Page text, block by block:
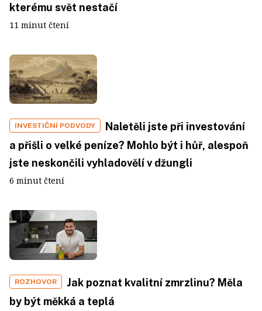
kterému svět nestačí
11 minut čtení
INVESTIČNÍ PODVODY
Naletěli jste při investování
a přišli o velké peníze? Mohlo být i hůř, alespoň
jste neskončili vyhladovělí v džungli
6 minut čtení
ROZHOVOR
Jak poznat kvalitní zmrzlinu? Měla
by být měkká a teplá